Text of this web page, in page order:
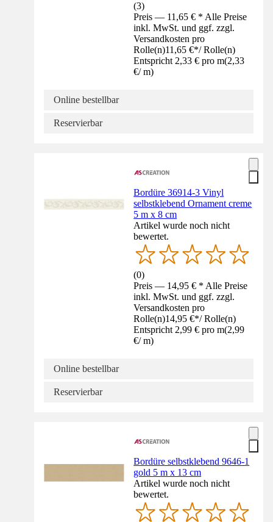
(3)
Preis — 11,65 € * Alle Preise
inkl. MwSt. und ggf. zzgl.
Versandkosten pro
Rolle(n)11,65 €*/ Rolle(n)
Entspricht 2,33 € pro m(2,33
€/ m)
Online bestellbar
Reservierbar
Bordüre 36914-3 Vinyl
selbstklebend Ornament creme
5 m x 8 cm
Artikel wurde noch nicht
bewertet.
(0)
Preis — 14,95 € * Alle Preise
inkl. MwSt. und ggf. zzgl.
Versandkosten pro
Rolle(n)14,95 €*/ Rolle(n)
Entspricht 2,99 € pro m(2,99
€/ m)
Online bestellbar
Reservierbar
Bordüre selbstklebend 9646-1
gold 5 m x 13 cm
Artikel wurde noch nicht
bewertet.